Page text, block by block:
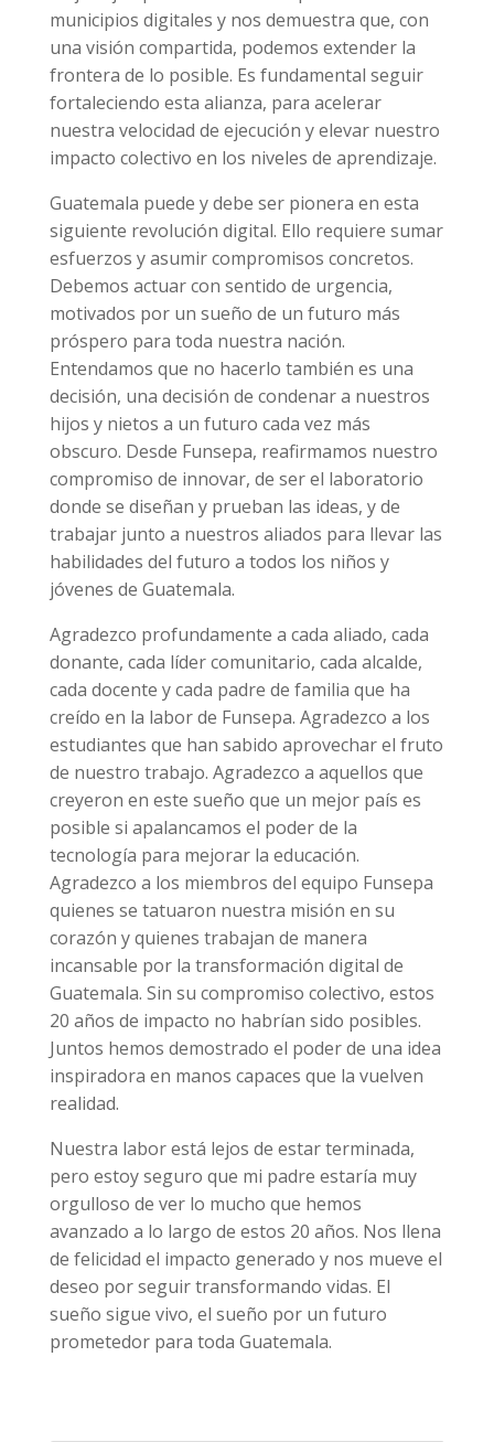
municipios digitales y nos demuestra que, con
una visión compartida, podemos extender la
frontera de lo posible. Es fundamental seguir
fortaleciendo esta alianza, para acelerar
nuestra velocidad de ejecución y elevar nuestro
impacto colectivo en los niveles de aprendizaje.
Guatemala puede y debe ser pionera en esta
siguiente revolución digital. Ello requiere sumar
esfuerzos y asumir compromisos concretos.
Debemos actuar con sentido de urgencia,
motivados por un sueño de un futuro más
próspero para toda nuestra nación.
Entendamos que no hacerlo también es una
decisión, una decisión de condenar a nuestros
hijos y nietos a un futuro cada vez más
obscuro. Desde Funsepa, reafirmamos nuestro
compromiso de innovar, de ser el laboratorio
donde se diseñan y prueban las ideas, y de
trabajar junto a nuestros aliados para llevar las
habilidades del futuro a todos los niños y
jóvenes de Guatemala.
Agradezco profundamente a cada aliado, cada
donante, cada líder comunitario, cada alcalde,
cada docente y cada padre de familia que ha
creído en la labor de Funsepa. Agradezco a los
estudiantes que han sabido aprovechar el fruto
de nuestro trabajo. Agradezco a aquellos que
creyeron en este sueño que un mejor país es
posible si apalancamos el poder de la
tecnología para mejorar la educación.
Agradezco a los miembros del equipo Funsepa
quienes se tatuaron nuestra misión en su
corazón y quienes trabajan de manera
incansable por la transformación digital de
Guatemala. Sin su compromiso colectivo, estos
20 años de impacto no habrían sido posibles.
Juntos hemos demostrado el poder de una idea
inspiradora en manos capaces que la vuelven
realidad.
Nuestra labor está lejos de estar terminada,
pero estoy seguro que mi padre estaría muy
orgulloso de ver lo mucho que hemos
avanzado a lo largo de estos 20 años. Nos llena
de felicidad el impacto generado y nos mueve el
deseo por seguir transformando vidas. El
sueño sigue vivo, el sueño por un futuro
prometedor para toda Guatemala.